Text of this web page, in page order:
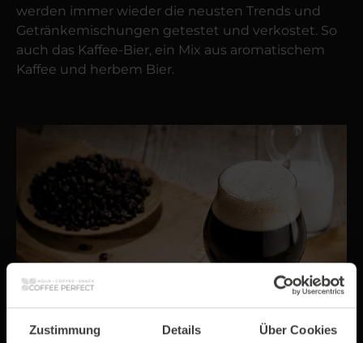
Zustimmung Details Über Cookies
werden immer wieder die neusten Trends und
Getränke­mischungen getestet und verkostet. So
auch das Kaffee-Bier, ein Mix aus aromatischem
Kaffee und herbem Bier.